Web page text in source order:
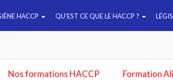
HACCP QU'EST CE QUE LE HACCP ?
Nos formations HACCP Formation